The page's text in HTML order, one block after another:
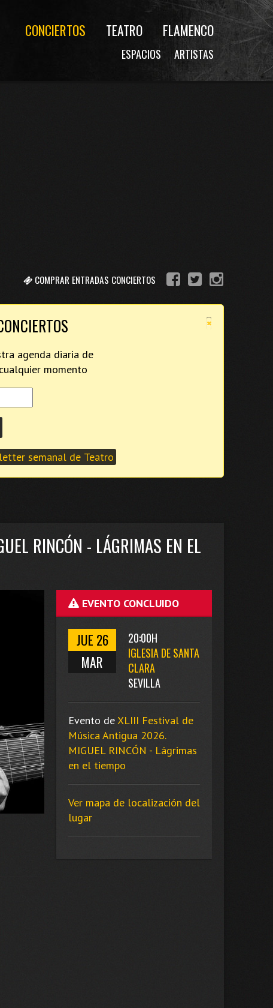
CONCIERTOS TEATRO FLAMENCO
ESPACIOS ARTISTAS
COMPRAR ENTRADAS CONCIERTOS
×
agenda diaria de
momento
semanal de Teatro
RINCÓN - LÁGRIMAS EN EL
EVENTO CONCLUIDO
JUE 26
MAR
20:00H
IGLESIA DE SANTA
CLARA
SEVILLA
Evento deXLIII Festival de
Música Antigua 2026.
MIGUEL RINCÓN - Lágrimas
en el tiempo
Ver mapa de localización del
lugar